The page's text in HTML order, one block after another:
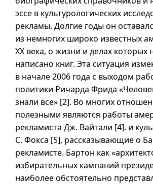
эссе в культурологических
рекламы. Долгие годы он
из немногих широко известных
XX века, о жизни и делах которых
написано книг. Эта ситуация
в начале 2006 года с выходом
политики Ричарда Фрида
знали все» [2]. Во многих
полезными являются работы
рекламиста Дж. Вайтали [4]. и
С. Фокса [5], рассказывающие о
рекламисте. Бартон как
избирательных кампаний
наиболее обстоятельно